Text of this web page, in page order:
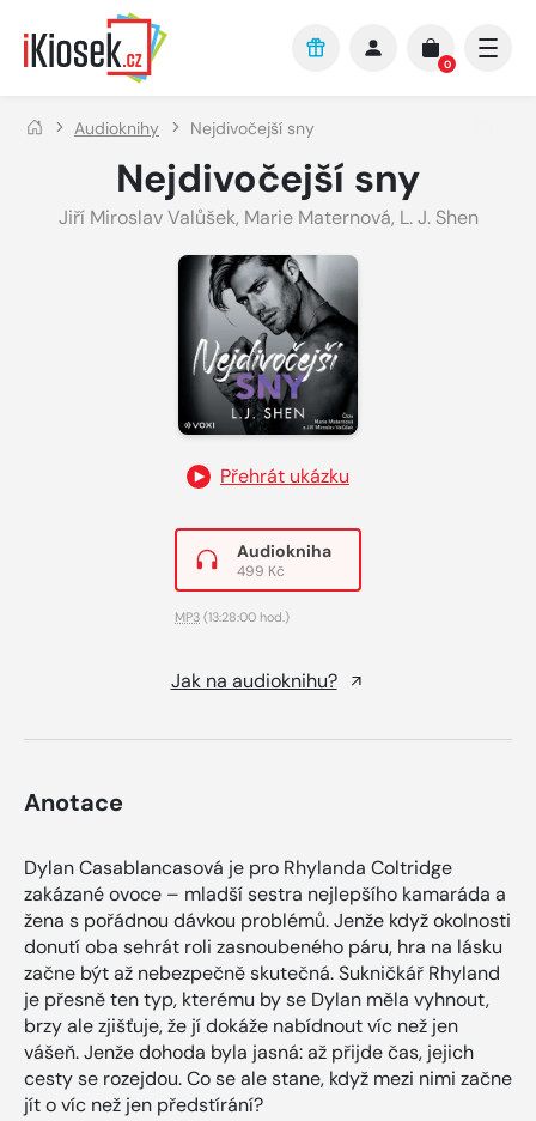
Přejít na hlavní obsah
0
Audioknihy Nejdivočejší sny
Nejdivočejší sny
Jiří Miroslav Valůšek, Marie Maternová, L. J. Shen
Přehrát ukázku
Audiokniha
499 Kč
MP3 (13:28:00 hod.)
Jak na audioknihu?
Anotace
Dylan Casablancasová je pro Rhylanda Coltridge
zakázané ovoce – mladší sestra nejlepšího kamaráda a
žena s pořádnou dávkou problémů. Jenže když okolnosti
donutí oba sehrát roli zasnoubeného páru, hra na lásku
začne být až nebezpečně skutečná. Sukničkář Rhyland
je přesně ten typ, kterému by se Dylan měla vyhnout,
brzy ale zjišťuje, že jí dokáže nabídnout víc než jen
vášeň. Jenže dohoda byla jasná: až přijde čas, jejich
cesty se rozejdou. Co se ale stane, když mezi nimi začne
jít o víc než jen předstírání?